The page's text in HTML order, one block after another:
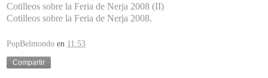
Cotilleos sobre la Feria de Nerja 2008 (II)
Cotilleos sobre la Feria de Nerja 2008.
PopBelmondo en 11:53
Compartir